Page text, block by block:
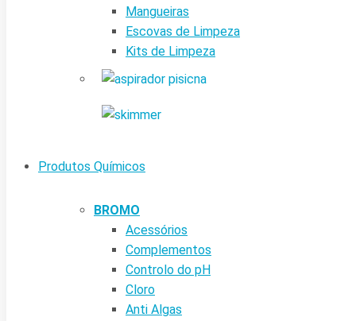
Mangueiras
Escovas de Limpeza
Kits de Limpeza
Produtos Químicos
BROMO
Acessórios
Complementos
Controlo do pH
Cloro
Anti Algas